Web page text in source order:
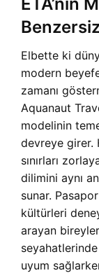
Elbette ki
modern
zamanı
Aquanaut
modelinin
devreye girer.
sınırları
dilimini aynı
sunar.
kültürleri
arayan
uyum